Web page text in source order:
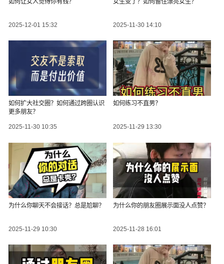
如何让女人觉得你有钱？
2025-12-01 15:32
女生变了？如何留住漂亮女生？
2025-11-30 14:10
如何扩大社交圈？如何通过跨圈认识
更多朋友？
2025-11-30 10:35
如何练习不直男？
2025-11-29 13:30
为什么你聊天不会接话？总是尬聊？
2025-11-29 10:30
为什么你的朋友圈展示面没人点赞？
2025-11-28 16:01